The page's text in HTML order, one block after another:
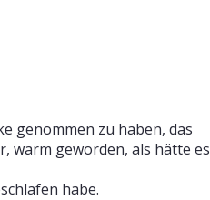
genommen zu haben, das
warm geworden, als hätte es
habe.